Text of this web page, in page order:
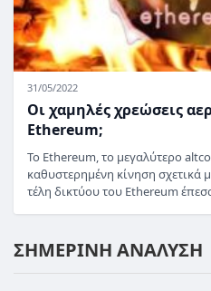
31/05/2022
Οι χαμηλές χρεώσεις
Ethereum;
Το Ethereum, το μεγαλύτερο
καθυστερημένη κίνηση σχετικά
τέλη δικτύου του Ethereum
ΣΗΜΕΡΙΝΗ ΑΝΑΛΥΣΗ